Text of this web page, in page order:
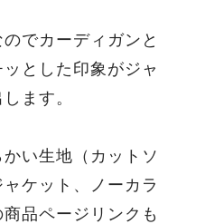
でカーディガンと
とした印象がジャ
ます。
い生地（カットソ
ケット、ノーカラ
品ページリンクも